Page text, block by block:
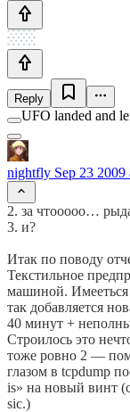
Reply
UFO landed and
nightfly Sep 23 2009
2. за чтооооо…
3. и?
Итак по поводу
Текстильное
машиной. Имееться
так добавляется
40 минут +
Строилось это
тоже ровно 2 —
глазом в tcpdump
is» на новый винт
sic.)